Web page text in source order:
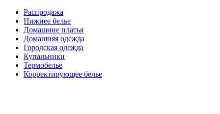
Распродажа
Нижнее белье
Домашние платья
Домашняя одежда
Городская одежда
Купальники
Термобелье
Корректирующее белье